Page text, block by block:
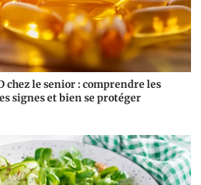
chez le senior : comprendre les
signes et bien se protéger